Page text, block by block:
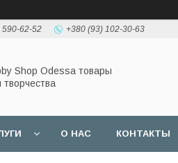
590-62-52 +380 (93) 102-30-63
Shop Odessa товары
творчества
О НАС КОНТАКТЫ